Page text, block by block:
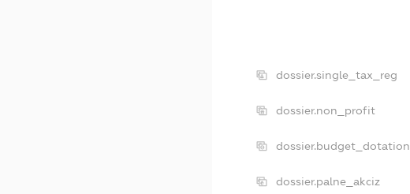
dossier.single_tax_reg
dossier.non_profit
dossier.budget_dotation
dossier.palne_akciz